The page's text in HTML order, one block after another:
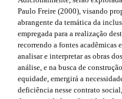
a
p
3
.
a
c
c
e
.
s
i
d
e
e
m
e
s
.
Paulo Freire (2000), visando
abrangente da temática da
empregada para a realização
recorrendo a fontes acadêmicas
analisar e interpretar as obras
análise, e na busca de
equidade, emergirá a
deficiência nesse contrato